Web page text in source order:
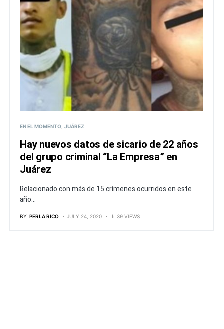
EN EL MOMENTO JUÁREZ
Hay nuevos datos de sicario de 22 años
del grupo criminal “La Empresa” en
Juárez
Relacionado con más de 15 crímenes ocurridos en este
año...
BY PERLA RICO JULY 24, 2020 39 VIEWS